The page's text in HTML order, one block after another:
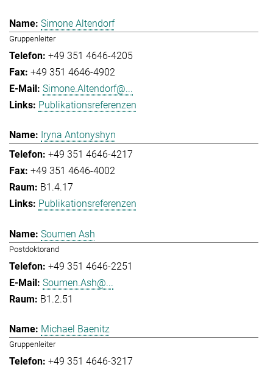
Simone Altendorf
Gruppenleiter
+49 351 4646-4205
+49 351 4646-4902
Simone.Altendorf@...
Publikationsreferenzen
Iryna Antonyshyn
+49 351 4646-4217
+49 351 4646-4002
B1.4.17
Publikationsreferenzen
Soumen Ash
Postdoktorand
+49 351 4646-2251
Soumen.Ash@...
B1.2.51
Michael Baenitz
Gruppenleiter
+49 351 4646-3217